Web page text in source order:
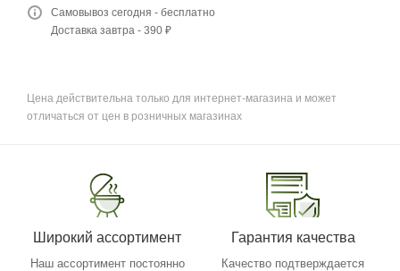
Самовывоз сегодня - бесплатно
Доставка завтра - 390 ₽
Цена действительна только для интернет-магазина и может
отличаться от цен в розничных магазинах
Широкий ассортимент
Наш ассортимент постоянно
Гарантия качества
Качество подтверждается